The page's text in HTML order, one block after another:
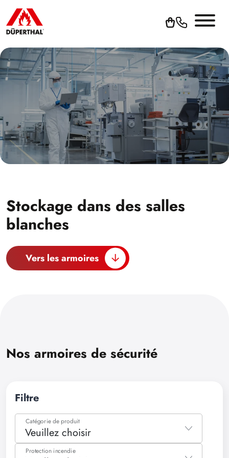
Stockage dans des salles
blanches
Vers les armoires
Nos armoires de sécurité
Filtre
Veuillez choisir
Veuillez choisir
Catégorie de produit
Protection incendie